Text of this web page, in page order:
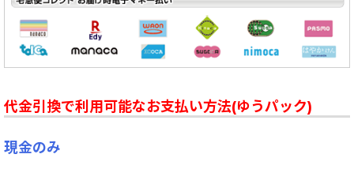
代金引換で利用可能なお支払い方法(ゆうパック)
現金のみ